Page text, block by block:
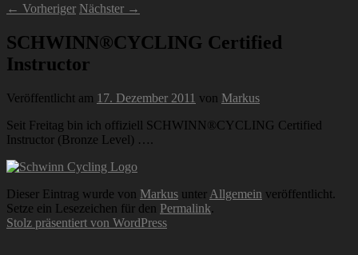
← Vorheriger Nächster →
SCHWINN®CYCLING Certified
Instructor
Veröffentlicht am 17. Dezember 2011 von Markus
Seit Freitag bin ich offiziell SCHWINN®CYCLING Certified
Instructor (Bronze Level) ….
Dieser Eintrag wurde von Markus unter Allgemein veröffentlicht.
Setze ein Lesezeichen für den Permalink.
Stolz präsentiert von WordPress